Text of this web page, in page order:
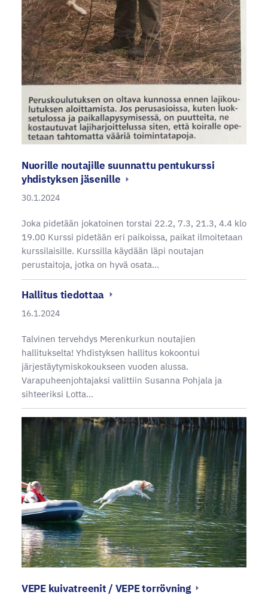
Nuorille noutajille suunnattu pentukurssi
yhdistyksen jäsenille
30.1.2024
Joka pidetään jokatoinen torstai 22.2, 7.3, 21.3, 4.4 klo
19.00 Kurssi pidetään eri paikoissa, paikat ilmoitetaan
kurssilaisille. Kurssilla käydään läpi noutajan
perustaitoja, jotka on hyvä osata…
Hallitus tiedottaa
16.1.2024
Talvinen tervehdys Merenkurkun noutajien
hallitukselta! Yhdistyksen hallitus kokoontui
järjestäytymiskokoukseen vuoden alussa.
Varapuheenjohtajaksi valittiin Susanna Pohjala ja
sihteeriksi Lotta…
VEPE kuivatreenit / VEPE torrövning